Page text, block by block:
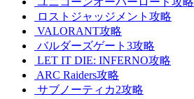
ロストジャッジメント攻略
VALORANT攻略
バルダーズゲート3攻略
LET IT DIE: INFERNO攻略
ARC Raiders攻略
サブノーティカ2攻略